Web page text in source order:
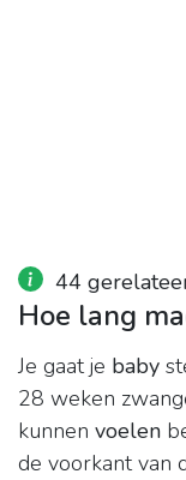
44
Hoe lang
Je gaat je baby
28 weken
kunnen voelen
de voorkant van